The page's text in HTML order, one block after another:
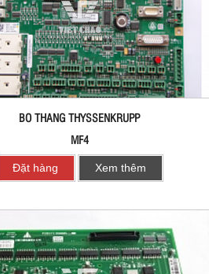
BO THANG THYSSENKRUPP
MF4
Đặt hàng Xem thêm